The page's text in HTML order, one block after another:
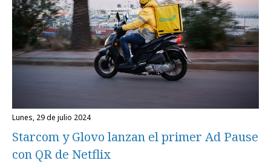
lunes, 29 de julio 2024
Starcom y Glovo lanzan el primer Ad Pause
con QR de Netflix